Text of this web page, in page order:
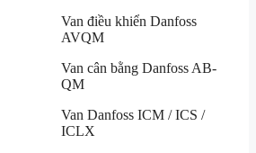
Van điều khiển Danfoss
AVQM
Van cân bằng Danfoss AB-
QM
Van Danfoss ICM / ICS /
ICLX